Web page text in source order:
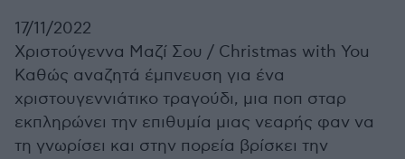
17/11/2022
Χριστούγεννα Μαζί Σου / Christmas with You
Καθώς αναζητά έμπνευση για ένα
χριστουγεννιάτικο τραγούδι, μια ποπ σταρ
εκπληρώνει την επιθυμία μιας νεαρής φαν να
τη γνωρίσει και στην πορεία βρίσκει την